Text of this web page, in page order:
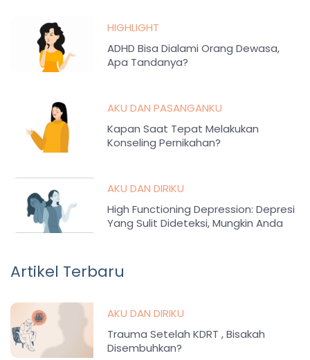
HIGHLIGHT
ADHD Bisa Dialami Orang Dewasa,
Apa Tandanya?
AKU DAN PASANGANKU
Kapan Saat Tepat Melakukan
Konseling Pernikahan?
AKU DAN DIRIKU
High Functioning Depression: Depresi
Yang Sulit Dideteksi, Mungkin Anda
Artikel Terbaru
AKU DAN DIRIKU
Trauma Setelah KDRT , Bisakah
Disembuhkan?